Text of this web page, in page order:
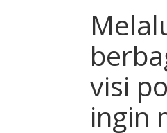
visi
ingin